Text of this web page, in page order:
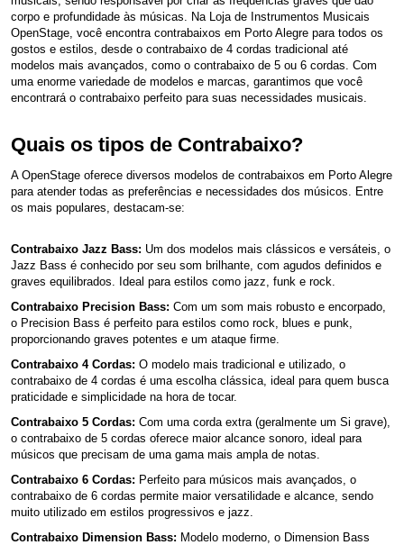
corpo e profundidade às músicas. Na Loja de Instrumentos Musicais
OpenStage, você encontra contrabaixos em Porto Alegre para todos os
gostos e estilos, desde o contrabaixo de 4 cordas tradicional até
modelos mais avançados, como o contrabaixo de 5 ou 6 cordas. Com
uma enorme variedade de modelos e marcas, garantimos que você
encontrará o contrabaixo perfeito para suas necessidades musicais.
Quais os tipos de Contrabaixo?
A OpenStage oferece diversos modelos de contrabaixos em Porto Alegre
para atender todas as preferências e necessidades dos músicos. Entre
os mais populares, destacam-se:
Contrabaixo Jazz Bass: Um dos modelos mais clássicos e versáteis, o
Jazz Bass é conhecido por seu som brilhante, com agudos definidos e
graves equilibrados. Ideal para estilos como jazz, funk e rock.
Contrabaixo Precision Bass: Com um som mais robusto e encorpado,
o Precision Bass é perfeito para estilos como rock, blues e punk,
proporcionando graves potentes e um ataque firme.
Contrabaixo 4 Cordas: O modelo mais tradicional e utilizado, o
contrabaixo de 4 cordas é uma escolha clássica, ideal para quem busca
praticidade e simplicidade na hora de tocar.
Contrabaixo 5 Cordas: Com uma corda extra (geralmente um Si grave),
o contrabaixo de 5 cordas oferece maior alcance sonoro, ideal para
músicos que precisam de uma gama mais ampla de notas.
Contrabaixo 6 Cordas: Perfeito para músicos mais avançados, o
contrabaixo de 6 cordas permite maior versatilidade e alcance, sendo
muito utilizado em estilos progressivos e jazz.
Contrabaixo Dimension Bass: Modelo moderno, o Dimension Bass